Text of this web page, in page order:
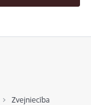
Zvejniecība